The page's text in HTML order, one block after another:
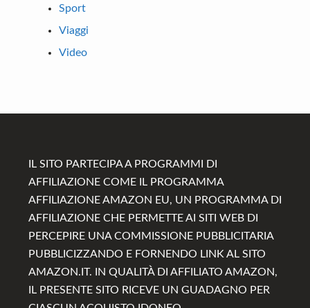
Sport
Viaggi
Video
IL SITO PARTECIPA A PROGRAMMI DI
AFFILIAZIONE COME IL PROGRAMMA
AFFILIAZIONE AMAZON EU, UN PROGRAMMA DI
AFFILIAZIONE CHE PERMETTE AI SITI WEB DI
PERCEPIRE UNA COMMISSIONE PUBBLICITARIA
PUBBLICIZZANDO E FORNENDO LINK AL SITO
AMAZON.IT. IN QUALITÀ DI AFFILIATO AMAZON,
IL PRESENTE SITO RICEVE UN GUADAGNO PER